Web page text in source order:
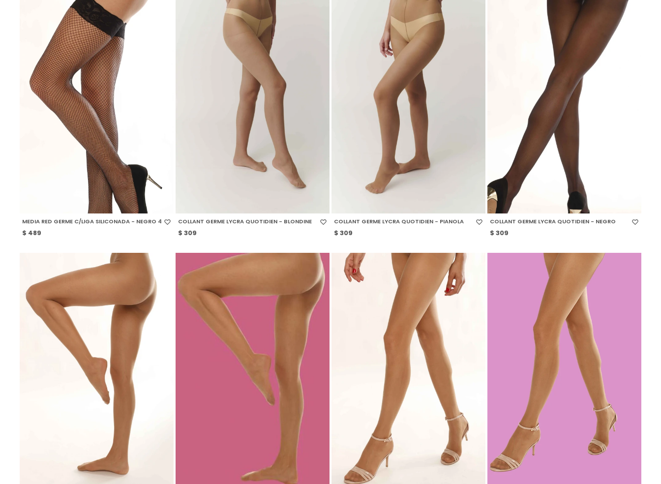
MEDIA RED GERME C/LIGA SILICONADA - NEGRO 4
$ 489
COLLANT GERME LYCRA QUOTIDIEN - BLONDINE
$ 309
COLLANT GERME LYCRA QUOTIDIEN - PIANOLA
$ 309
SELECCIONAR TALLE
COLLANT GERME LYCRA QUOTIDIEN - NEGRO
$ 309
SELECCIONAR TALLE SELECCIONAR TALLE SELECCIONAR TALLE